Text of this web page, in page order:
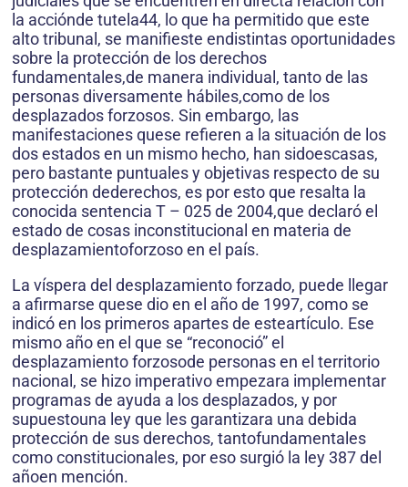
la acciónde tutela44, lo que ha permitido que este
alto tribunal, se manifieste endistintas oportunidades
sobre la protección de los derechos
fundamentales,de manera individual, tanto de las
personas diversamente hábiles,como de los
desplazados forzosos. Sin embargo, las
manifestaciones quese refieren a la situación de los
dos estados en un mismo hecho, han sidoescasas,
pero bastante puntuales y objetivas respecto de su
protección dederechos, es por esto que resalta la
conocida sentencia T – 025 de 2004,que declaró el
estado de cosas inconstitucional en materia de
desplazamientoforzoso en el país.
La víspera del desplazamiento forzado, puede llegar
a afirmarse quese dio en el año de 1997, como se
indicó en los primeros apartes de esteartículo. Ese
mismo año en el que se “reconoció” el
desplazamiento forzosode personas en el territorio
nacional, se hizo imperativo empezara implementar
programas de ayuda a los desplazados, y por
supuestouna ley que les garantizara una debida
protección de sus derechos, tantofundamentales
como constitucionales, por eso surgió la ley 387 del
añoen mención.